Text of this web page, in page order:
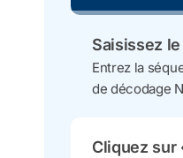
Saisissez
Entrez la
de décodage
Cliquez sur